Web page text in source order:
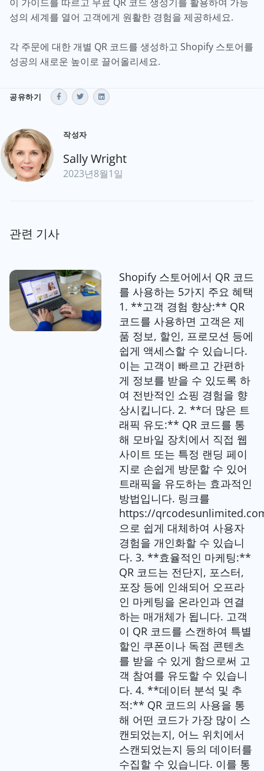
성의 세계를 열어 고객에게 원활한 경험을 제공하세요.
각 주문에 대한 개별 QR 코드를 생성하고 Shopify 스토어를
성공의 새로운 높이로 끌어올리세요.
공유하기
작성자
Sally Wright
2023년8월1일
관련 기사
Shopify 스토어에서 QR 코드
를 사용하는 5가지 주요 혜택
1. **고객 경험 향상:** QR
코드를 사용하면 고객은 제
품 정보, 할인, 프로모션 등에
쉽게 액세스할 수 있습니다.
이는 고객이 빠르고 간편하
게 정보를 받을 수 있도록 하
여 전반적인 쇼핑 경험을 향
상시킵니다. 2. **더 많은 트
래픽 유도:** QR 코드를 통
해 모바일 장치에서 직접 웹
사이트 또는 특정 랜딩 페이
지로 손쉽게 방문할 수 있어
트래픽을 유도하는 효과적인
방법입니다. 링크를
https://
으로 쉽게 대체하여 사용자
경험을 개인화할 수 있습니
다. 3. **효율적인 마케팅:**
QR 코드는 전단지, 포스터,
포장 등에 인쇄되어 오프라
인 마케팅을 온라인과 연결
하는 매개체가 됩니다. 고객
이 QR 코드를 스캔하여 특별
할인 쿠폰이나 독점 콘텐츠
를 받을 수 있게 함으로써 고
객 참여를 유도할 수 있습니
다. 4. **데이터 분석 및 추
적:** QR 코드의 사용을 통
해 어떤 코드가 가장 많이 스
캔되었는지, 어느 위치에서
스캔되었는지 등의 데이터를
수집할 수 있습니다. 이를 통